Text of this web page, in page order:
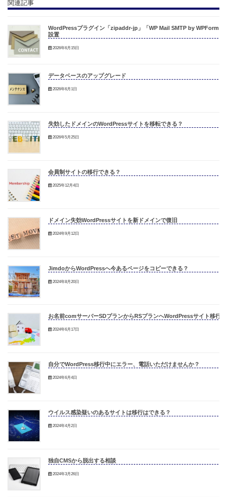
関連記事
WordPressプラグイン「zipaddr-jp」「WP Mail SMTP by WPForm」
設置
2026年6月15日
データベースのアップグレード
2026年6月1日
失効したドメインのWordPressサイトを移転できる？
2026年5月25日
会員制サイトの移行できる？
2025年12月4日
ドメイン失効WordPressサイトを新ドメインで復旧
2024年9月12日
JimdoからWordPressへ今あるページをコピーできる？
2024年8月20日
お名前comサーバーSDプランからRSプランへWordPressサイト移行
2024年6月17日
自分でWordPress移行中にエラー、電話いただけませんか？
2024年6月4日
ウイルス感染疑いのあるサイトは移行はできる？
2024年4月2日
独自CMSから脱出する相談
2024年3月26日